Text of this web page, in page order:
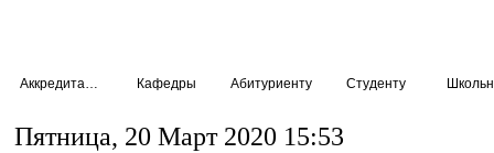
Кафедры Абитуриенту Студенту
Пятница, 20 Март 2020 15:53